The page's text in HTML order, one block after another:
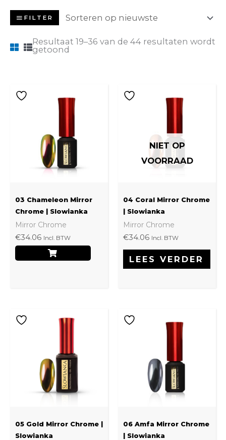
FILTER
Resultaat 19–36 van de 44 resultaten wordt
getoond
03 Chameleon Mirror
Chrome | Slowianka
Mirror Chrome
€34.06 Incl. BTW
NIET OP
VOORRAAD
04 Coral Mirror Chrome
| Slowianka
Mirror Chrome
€34.06 Incl. BTW
LEES VERDER
05 Gold Mirror Chrome |
Slowianka
06 Amfa Mirror Chrome
| Slowianka